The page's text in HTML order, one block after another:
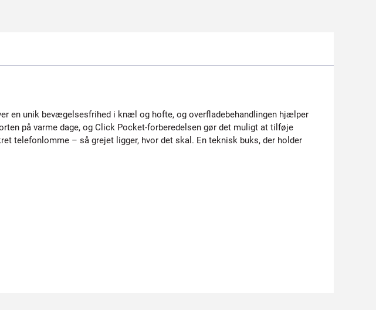
en unik bevægelsesfrihed i knæl og hofte, og overfladebehandlingen hjælper
på varme dage, og Click Pocket-forberedelsen gør det muligt at tilføje
telefonlomme – så grejet ligger, hvor det skal. En teknisk buks, der holder